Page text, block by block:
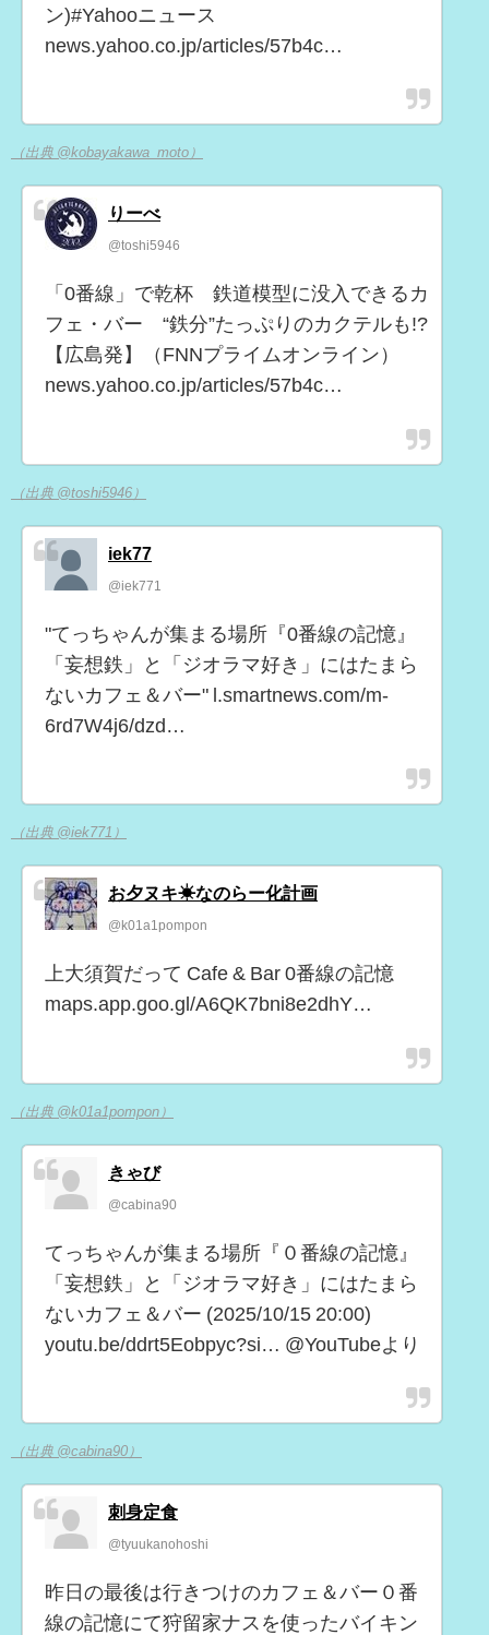
ン)#Yahooニュース
news.yahoo.co.jp/articles/57b4c…
（出典 @kobayakawa_moto）
りーべ
@toshi5946
「0番線」で乾杯 鉄道模型に没入できるカ
フェ・バー “鉄分”たっぷりのカクテルも!?
【広島発】（FNNプライムオンライン）
news.yahoo.co.jp/articles/57b4c…
（出典 @toshi5946）
iek77
@iek771
"てっちゃんが集まる場所『0番線の記憶』
「妄想鉄」と「ジオラマ好き」にはたまら
ないカフェ＆バー" l.smartnews.com/m-
6rd7W4j6/dzd…
（出典 @iek771）
お夕ヌキ☀なのらー化計画
@k01a1pompon
上大須賀だって Cafe & Bar 0番線の記憶
maps.app.goo.gl/A6QK7bni8e2dhY…
（出典 @k01a1pompon）
きゃび
@cabina90
てっちゃんが集まる場所『０番線の記憶』
「妄想鉄」と「ジオラマ好き」にはたまら
ないカフェ＆バー (2025/10/15 20:00)
youtu.be/ddrt5Eobpyc?si… @YouTubeより
（出典 @cabina90）
刺身定食
@tyuukanohoshi
昨日の最後は行きつけのカフェ＆バー０番
線の記憶にて狩留家ナスを使ったバイキン